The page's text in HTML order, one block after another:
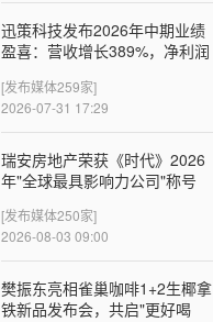
迅策科技发布2026年中期业绩
盈喜：营收增长389%，净利润
擎
[发布媒体259家]
2026-07-31 17:29
瑞安房地产荣获《时代》2026
年"全球最具影响力公司"称号
[发布媒体250家]
2026-08-03 09:00
樊振东亮相雀巢咖啡1+2生椰拿
铁新品发布会，共启"更好喝